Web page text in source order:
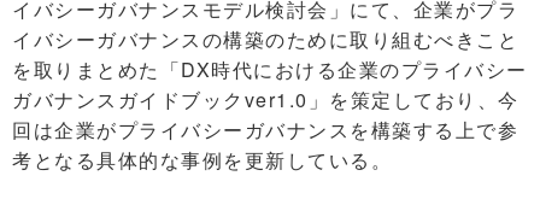
イバシーガバナンスモデル検討会」にて、企業がプラ
イバシーガバナンスの構築のために取り組むべきこと
を取りまとめた「DX時代における企業のプライバシー
ガバナンスガイドブックver1.0」を策定しており、今
回は企業がプライバシーガバナンスを構築する上で参
考となる具体的な事例を更新している。